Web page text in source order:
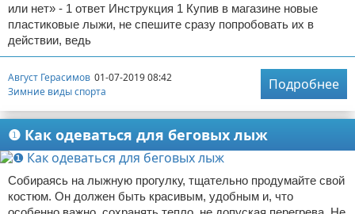
или нет» - 1 ответ Инструкция 1 Купив в магазине новые
пластиковые лыжи, не спешите сразу попробовать их в
действии, ведь
Август Герасимов 01-07-2019 08:42
Зимние виды спорта
Подробнее
❶ Как одеваться для беговых лыж
Собираясь на лыжную прогулку, тщательно продумайте свой
костюм. Он должен быть красивым, удобным и, что